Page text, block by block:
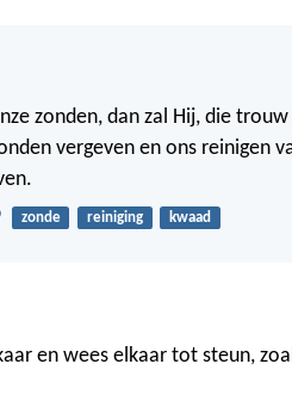
zonden, dan zal Hij, die
vergeven en ons reinigen
zonde reiniging kwaad
en wees elkaar tot steun,